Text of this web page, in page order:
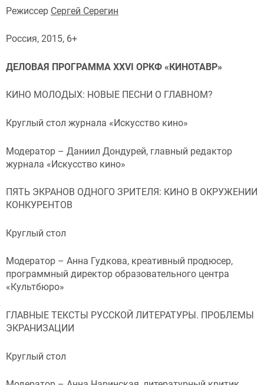
Режиссер Сергей Серегин
Россия, 2015, 6+
ДЕЛОВАЯ ПРОГРАММА XXVI ОРКФ «КИНОТАВР»
КИНО МОЛОДЫХ: НОВЫЕ ПЕСНИ О ГЛАВНОМ?
Круглый стол журнала «Искусство кино»
Модератор – Даниил Дондурей, главный редактор
журнала «Искусство кино»
ПЯТЬ ЭКРАНОВ ОДНОГО ЗРИТЕЛЯ: КИНО В ОКРУЖЕНИИ
КОНКУРЕНТОВ
Круглый стол
Модератор – Анна Гудкова, креативный продюсер,
программный директор образовательного центра
«Культбюро»
ГЛАВНЫЕ ТЕКСТЫ РУССКОЙ ЛИТЕРАТУРЫ. ПРОБЛЕМЫ
ЭКРАНИЗАЦИИ
Круглый стол